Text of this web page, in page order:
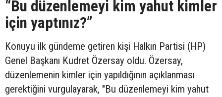
“Bu düzenlemeyi kim yahut kimler
için yaptınız?”
Konuyu ilk gündeme getiren kişi Halkın Partisi (HP)
Genel Başkanı Kudret Özersay oldu. Özersay,
düzenlemenin kimler için yapıldığının açıklanması
gerektiğini vurgulayarak, "Bu düzenlemeyi kim yahut